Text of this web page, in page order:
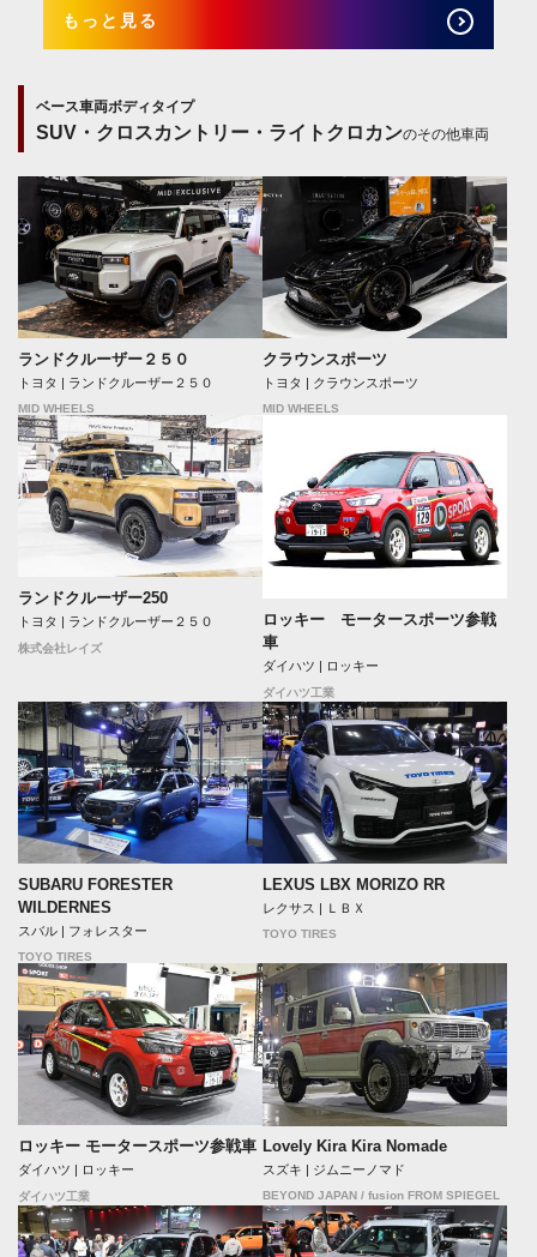
もっと見る
ベース車両ボディタイプ
SUV・クロスカントリー・ライトクロカンのその他車両
ランドクルーザー２５０
トヨタ | ランドクルーザー２５０
MID WHEELS
クラウンスポーツ
トヨタ | クラウンスポーツ
MID WHEELS
ランドクルーザー250
トヨタ | ランドクルーザー２５０
株式会社レイズ
ロッキー モータースポーツ参戦
車
ダイハツ | ロッキー
ダイハツ工業
SUBARU FORESTER
WILDERNES
スバル | フォレスター
TOYO TIRES
LEXUS LBX MORIZO RR
レクサス | ＬＢＸ
TOYO TIRES
ロッキー モータースポーツ参戦車
ダイハツ | ロッキー
ダイハツ工業
Lovely Kira Kira Nomade
スズキ | ジムニーノマド
BEYOND JAPAN / fusion FROM SPIEGEL